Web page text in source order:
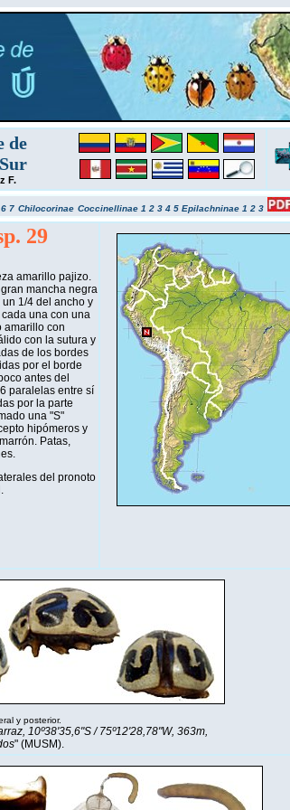
de
F.
6 7 Chilocorinae Coccinellinae 1 2 3 4 5 Epilachninae 1 2 3
29
amarillo pajizo.
mancha negra
1/4 del ancho y
una con una
amarillo con
con la sutura y
de los bordes
por el borde
antes del
paralelas entre sí
por la parte
una "S"
hipómeros y
Patas,
del pronoto
y posterior.
10º38'35,6"S / 75º12'28,78"W, 363m,
" (MUSM).